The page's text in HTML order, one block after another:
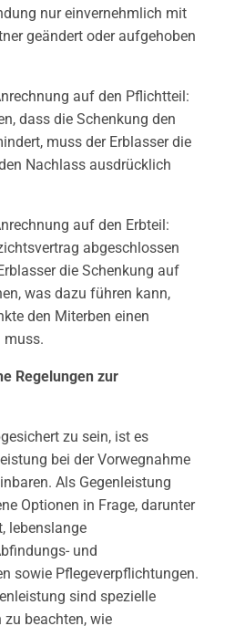
nur einvernehmlich mit
geändert oder aufgehoben
auf den Pflichtteil:
dass die Schenkung den
muss der Erblasser die
Nachlass ausdrücklich
auf den Erbteil:
abgeschlossen
die Schenkung auf
was dazu führen kann,
den Miterben einen
muss.
Regelungen zur
zu sein, ist es
bei der Vorwegnahme
Als Gegenleistung
Optionen in Frage, darunter
lebenslange
und
sowie Pflegeverpflichtungen.
sind spezielle
beachten, wie